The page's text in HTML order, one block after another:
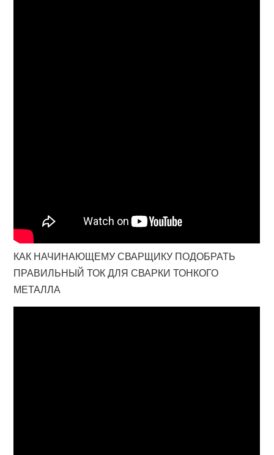
КАК НАЧИНАЮЩЕМУ СВАРЩИКУ ПОДОБРАТЬ
ПРАВИЛЬНЫЙ ТОК ДЛЯ СВАРКИ ТОНКОГО
МЕТАЛЛА